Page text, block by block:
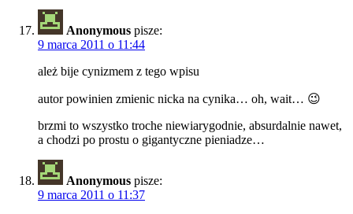
Anonymous pisze:
9 marca 2011 o 11:44
ależ bije cynizmem z tego wpisu
autor powinien zmienic nicka na cynika… oh, wait… 😉
brzmi to wszystko troche niewiarygodnie, absurdalnie nawet,
a chodzi po prostu o gigantyczne pieniadze…
Anonymous pisze:
9 marca 2011 o 11:37